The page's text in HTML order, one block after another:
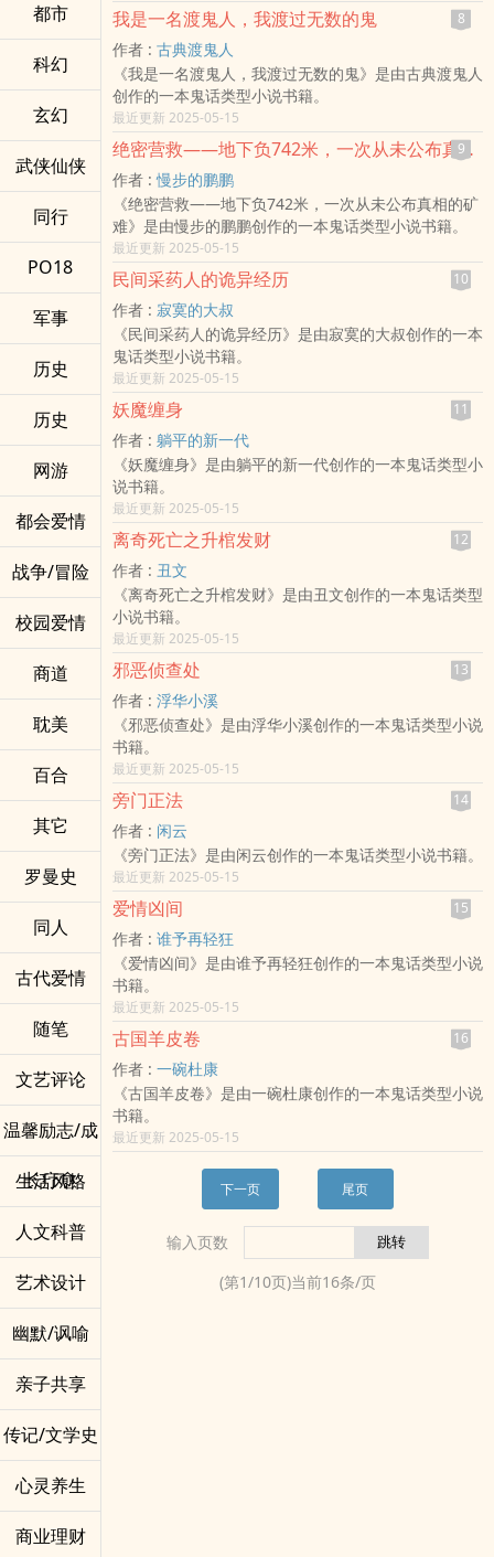
都市
科幻
玄幻
武侠仙侠
同行
PO18
军事
历史
历史
网游
都会爱情
战争/冒险
校园爱情
商道
耽美
百合
其它
罗曼史
同人
古代爱情
随笔
文艺评论
温馨励志/成
长疗愈
生活风格
人文科普
艺术设计
幽默/讽喻
亲子共享
传记/文学史
心灵养生
商业理财
我是一名渡鬼人，我渡过无数的鬼 8
作者 : 古典渡鬼人
《我是一名渡鬼人，我渡过无数的鬼》是由古典渡鬼人
创作的一本鬼话类型小说书籍。
最近更新 2025-05-15
绝密营救——地下负742米，一次从未公布真相的矿难
9
作者 :慢步的鹏鹏
《绝密营救——地下负742米，一次从未公布真相的矿
难》是由慢步的鹏鹏创作的一本鬼话类型小说书籍。
最近更新 2025-05-15
民间采药人的诡异经历 10
作者 : 寂寞的大叔
《民间采药人的诡异经历》是由寂寞的大叔创作的一本
鬼话类型小说书籍。
最近更新 2025-05-15
妖魔缠身 11
作者 : 躺平的新一代
《妖魔缠身》是由躺平的新一代创作的一本鬼话类型小
说书籍。
最近更新 2025-05-15
离奇死亡之升棺发财 12
作者 : 丑文
《离奇死亡之升棺发财》是由丑文创作的一本鬼话类型
小说书籍。
最近更新 2025-05-15
邪恶侦查处 13
作者 : 浮华小溪
《邪恶侦查处》是由浮华小溪创作的一本鬼话类型小说
书籍。
最近更新 2025-05-15
旁门正法 14
作者 : 闲云
《旁门正法》是由闲云创作的一本鬼话类型小说书籍。
最近更新 2025-05-15
爱情凶间 15
作者 : 谁予再轻狂
《爱情凶间》是由谁予再轻狂创作的一本鬼话类型小说
书籍。
最近更新 2025-05-15
古国羊皮卷 16
作者 : 一碗杜康
《古国羊皮卷》是由一碗杜康创作的一本鬼话类型小说
书籍。
最近更新 2025-05-15
下一页 尾页
输入页数
(第1/10页)当前16条/页